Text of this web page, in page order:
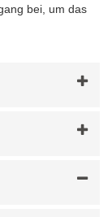
bei, um das